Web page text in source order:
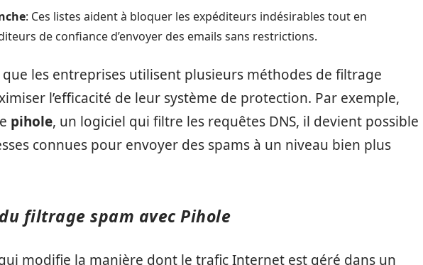
: Ces listes aident à bloquer les expéditeurs indésirables tout en
de confiance d’envoyer des emails sans restrictions.
les entreprises utilisent plusieurs méthodes de filtrage
l’efficacité de leur système de protection. Par exemple,
pihole, un logiciel qui filtre les requêtes DNS, il devient possible
connues pour envoyer des spams à un niveau bien plus
filtrage spam avec Pihole
modifie la manière dont le trafic Internet est géré dans un